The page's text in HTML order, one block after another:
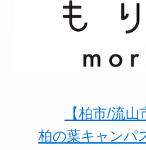
【柏市/流山
柏の葉キャンパ